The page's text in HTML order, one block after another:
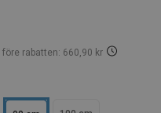
före rabatten: 660,90 kr